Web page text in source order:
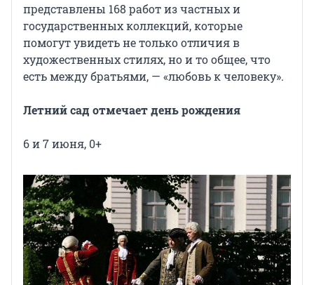
представлены 168 работ из частных и
государственных коллекций, которые
помогут увидеть не только отличия в
художественных стилях, но и то общее, что
есть между братьями, — «любовь к человеку».
Летний сад отмечает день рождения
6 и 7 июня, 0+